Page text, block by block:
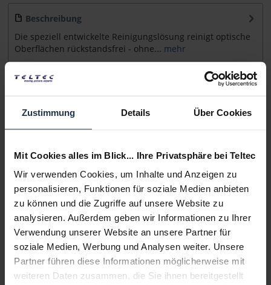
Zustimmung Details Über Cookies
Mit Cookies alles im Blick... Ihre Privatsphäre bei Teltec
Wir verwenden Cookies, um Inhalte und Anzeigen zu
personalisieren, Funktionen für soziale Medien anbieten
zu können und die Zugriffe auf unsere Website zu
analysieren. Außerdem geben wir Informationen zu Ihrer
Verwendung unserer Website an unsere Partner für
soziale Medien, Werbung und Analysen weiter. Unsere
Partner führen diese Informationen möglicherweise mit
weiteren Daten zusammen, die Sie ihnen bereitgestellt
Beschreibung
Die speziell entwickelte Reinigungslösung reinigt optische
Oberflächen rückstandsfrei - ohne... mehr
Zubehör
Beratung
Infos zu Hersteller & Produktsicherheit
Folgende Infos zum Hersteller sind verfübar......mehr
Weitere Artikel von Zeiss ansehen